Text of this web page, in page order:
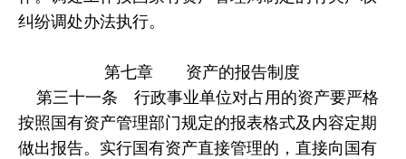
纠纷调处办法执行。
第七章 资产的报告制度
第三十一条 行政事业单位对占用的资产要严格
按照国有资产管理部门规定的报表格式及内容定期
做出报告。实行国有资产直接管理的，直接向国有